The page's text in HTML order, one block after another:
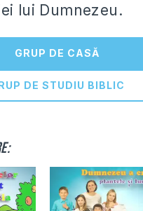
lui Dumnezeu.
GRUP DE CASĂ
DE STUDIU BIBLIC